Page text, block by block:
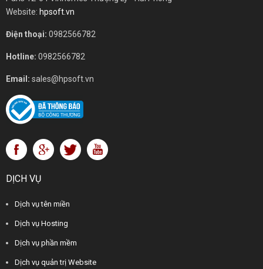
Website: hpsoft.vn
Điện thoại: 0982566782
Hotline: 0982566782
Email: sales@hpsoft.vn
DỊCH VỤ
Dịch vụ tên miền
Dịch vụ Hosting
Dịch vụ phần mềm
Dịch vụ quản trị Website